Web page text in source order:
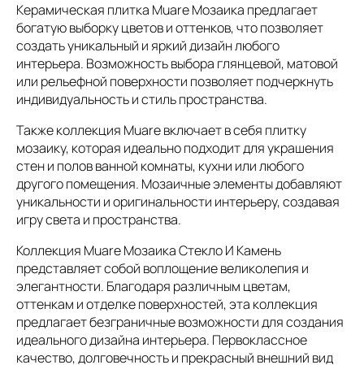
Керамическая плитка Muare Мозаика предлагает
богатую выборку цветов и оттенков, что позволяет
создать уникальный и яркий дизайн любого
интерьера. Возможность выбора глянцевой, матовой
или рельефной поверхности позволяет подчеркнуть
индивидуальность и стиль пространства.
Также коллекция Muare включает в себя плитку
мозаику, которая идеально подходит для украшения
стен и полов ванной комнаты, кухни или любого
другого помещения. Мозаичные элементы добавляют
уникальности и оригинальности интерьеру, создавая
игру света и пространства.
Коллекция Muare Мозаика Стекло И Камень
представляет собой воплощение великолепия и
элегантности. Благодаря различным цветам,
оттенкам и отделке поверхностей, эта коллекция
предлагает безграничные возможности для создания
идеального дизайна интерьера. Первоклассное
качество, долговечность и прекрасный внешний вид